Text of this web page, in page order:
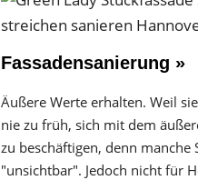
Fassadensanierung »
Äußere Werte erhalten. Weil
nie zu früh, sich mit dem
zu beschäftigen, denn manche
"unsichtbar". Jedoch nicht für